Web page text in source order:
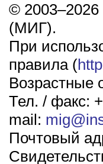
©
(МИГ).
При
правила (
Возрастные
Тел. / факс:
mail:
Почтовый